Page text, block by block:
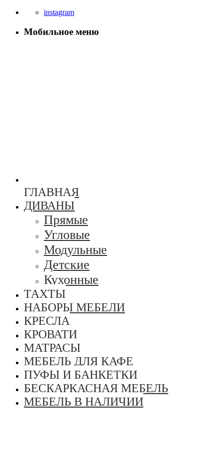
instagram
Мобильное меню
ГЛАВНАЯ
ДИВАНЫ
Прямые
Угловые
Модульные
Детские
Кухонные
ТАХТЫ
НАБОРЫ МЕБЕЛИ
КРЕСЛА
КРОВАТИ
МАТРАСЫ
МЕБЕЛЬ ДЛЯ КАФЕ
ПУФЫ И БАНКЕТКИ
БЕСКАРКАСНАЯ МЕБЕЛЬ
МЕБЕЛЬ В НАЛИЧИИ